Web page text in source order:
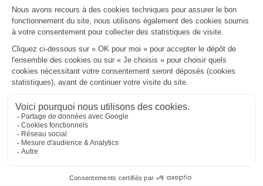
>>
Mentions légalesPolitique de confidentialitéPolitique de cookies
Plan du site
MBA ET ASSOCIÉS
235 Rue Helene Boucher, 34170 CASTELNAU LE LEZ
Bureau secondaire à Cannes